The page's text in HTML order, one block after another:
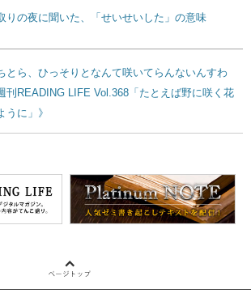
りの夜に聞いた、「せいせいした」の意味
とら、ひっそりとなんて咲いてらんないんすわ
刊READING LIFE Vol.368「たとえば野に咲く花
うに」》